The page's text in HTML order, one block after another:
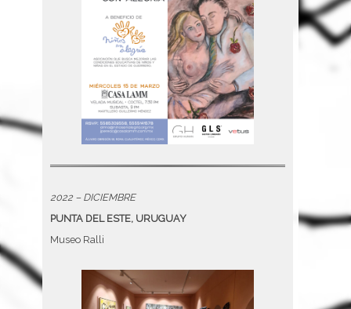
2022 – DICIEMBRE
PUNTA DEL ESTE, URUGUAY
Museo Ralli